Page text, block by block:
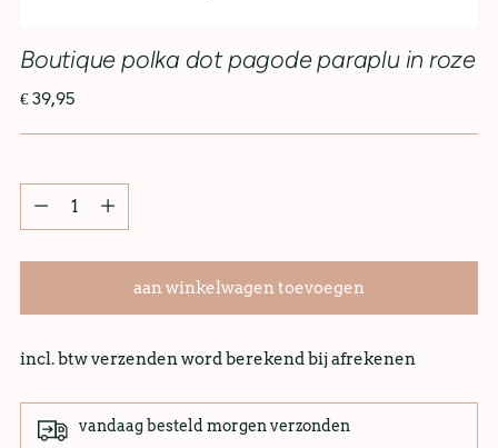
Boutique polka dot pagode paraplu in roze
€ 39,95
aan winkelwagen toevoegen
incl. btw verzenden word berekend bij afrekenen
vandaag besteld morgen verzonden